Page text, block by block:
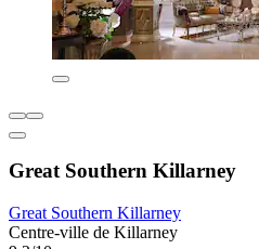
Great Southern Killarney
Great Southern Killarney
Centre-ville de Killarney